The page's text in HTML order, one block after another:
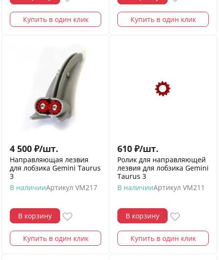
Купить в один клик Купить в один клик
4 500 ₽/шт.
Направляющая лезвия
для лобзика Gemini Taurus
3
В наличииАртикул VM217
В корзину
Купить в один клик
610 ₽/шт.
Ролик для направляющей
лезвия для лобзика Gemini
Taurus 3
В наличииАртикул VM211
В корзину
Купить в один клик